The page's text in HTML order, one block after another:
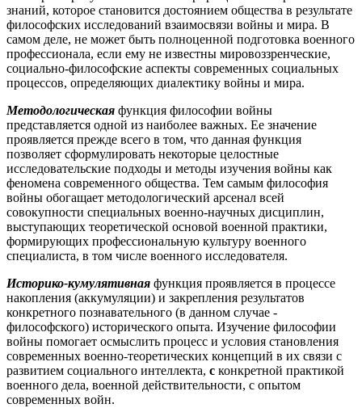
знаний, которое становится достоянием общества в результате
философских исследований взаимосвязи войны и мира. В
самом деле, не может быть полноценной подготовка военного
профессионала, если ему не известны мировоззренческие,
социально-философские аспекты современных социальных
процессов, определяющих диалектику войны и мира.
Методологическая функция философии войны
представляется одной из наиболее важных. Ее значение
проявляется прежде всего в том, что данная функция
позволяет сформулировать некоторые целостные
исследовательские подходы и методы изучения войны как
феномена современного общества. Тем самым философия
войны обогащает методологический арсенал всей
совокупности специальных военно-научных дисциплин,
выступающих теоретической основой военной практики,
формирующих профессиональную культуру военного
специалиста, в том числе военного исследователя.
Историко-кумулятивная функция проявляется в процессе
накопления (аккумуляции) и закрепления результатов
конкретного познавательного (в данном случае -
философского) исторического опыта. Изучение философии
войны помогает осмыслить процесс и условия становления
современных военно-теоретических концепций в их связи с
развитием социального интеллекта, с конкретной практикой
военного дела, военной действительности, с опытом
современных войн.